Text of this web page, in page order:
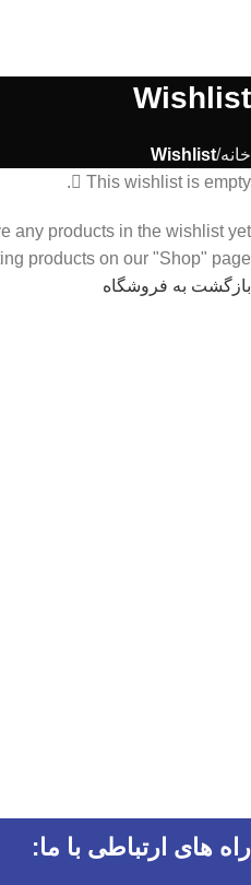
Wishlist
خانه Wishlist
This wishlist is empty.
any products in the wishlist yet.
products on our "Shop" page.
بازگشت به فروشگاه
راه های ارتباطی با ما: